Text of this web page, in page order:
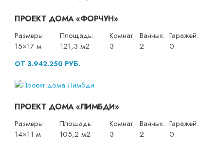
ПРОЕКТ ДОМА «ФОРЧУН»
Размеры:
15×17 м
Площадь:
121,3 м2
Комнат:
3
Ванных:
2
Гаражей:
0
ОТ 3.942.250 РУБ.
ПРОЕКТ ДОМА «ЛИМБДИ»
Размеры:
14×11 м
Площадь:
105,2 м2
Комнат:
3
Ванных:
2
Гаражей:
0